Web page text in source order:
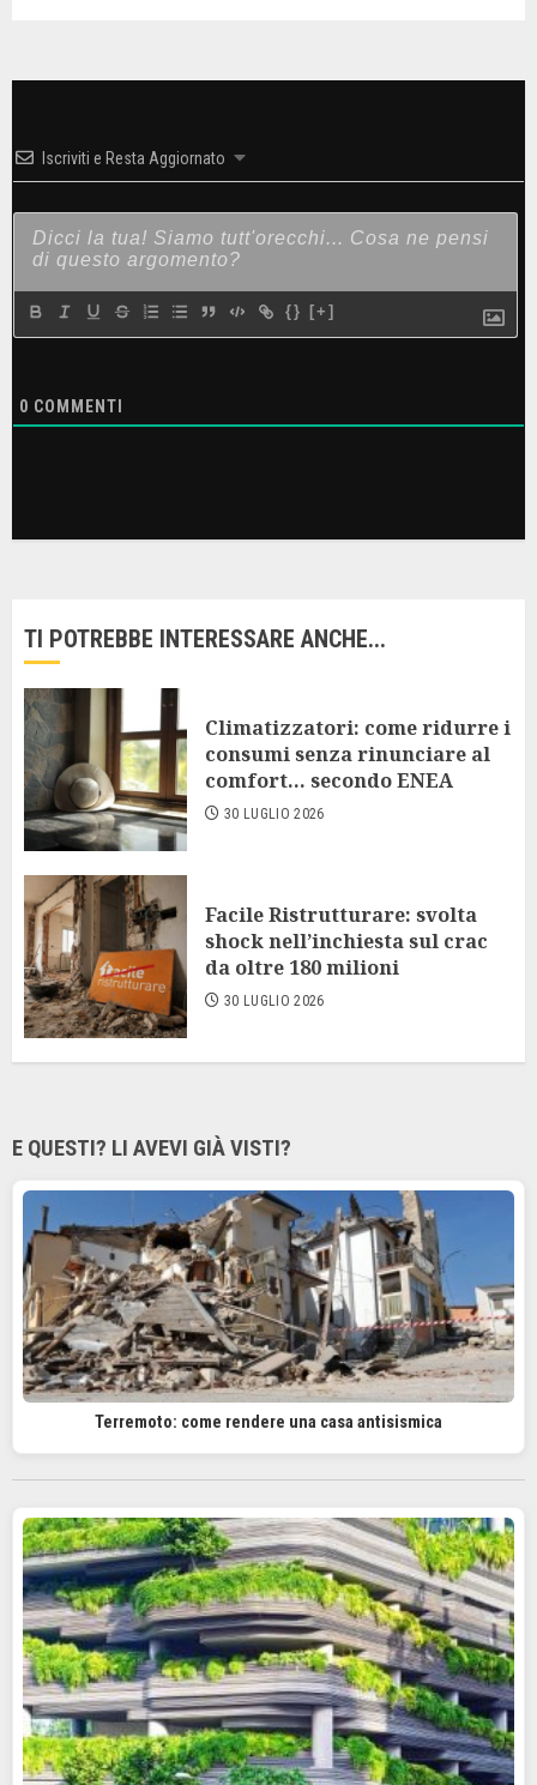
Iscriviti e Resta Aggiornato
{} [+]
0 COMMENTI
TI POTREBBE INTERESSARE ANCHE...
Climatizzatori: come ridurre i
consumi senza rinunciare al
comfort… secondo ENEA
30 LUGLIO 2026
Facile Ristrutturare: svolta
shock nell’inchiesta sul crac
da oltre 180 milioni
30 LUGLIO 2026
E QUESTI? LI AVEVI GIÀ VISTI?
Terremoto: come rendere una casa antisismica